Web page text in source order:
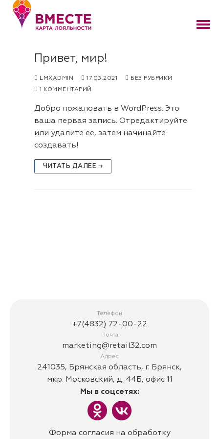
Перейти
содержимому
Привет, мир!
LMXADMIN 17.03.2021
БЕЗ РУБРИКИ
1 КОММЕНТАРИЙ
Добро пожаловать в WordPress. Это
ваша первая запись. Отредактируйте
или удалите ее, затем начинайте
создавать!
ЧИТАТЬ ДАЛЕЕ →
Телефон
+7(4832) 72-00-22
Почта
marketing@retail32.com
Адрес
241035, Брянская область, г. Брянск,
мкр. Московский, д. 44Б, офис 11
Мы в соцсетях:
Форма согласия на обработку